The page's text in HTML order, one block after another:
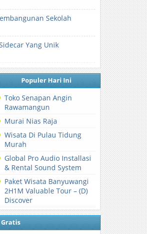
Sekolah
Yang Unik
Populer Hari Ini
Toko Senapan Angin
Rawamangun
Murai Nias Raja
Wisata Di Pulau Tidung
Murah
Global Pro Audio Installasi
& Rental Sound System
Paket Wisata Banyuwangi
2H1M Valuable Tour – (D)
Discover